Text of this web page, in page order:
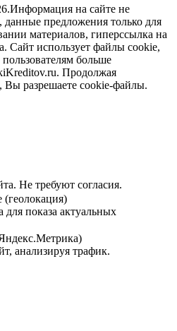
Информация на сайте не
данные предложения только для
материалов, гиперссылка на
Сайт использует файлы cookie,
больше
Продолжая
Вы разрешаете cookie-файлы.
Не требуют согласия.
показа актуальных
анализируя трафик.